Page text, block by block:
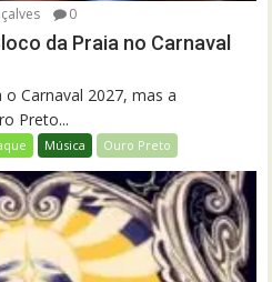
0
da Praia no Carnaval
Carnaval 2027, mas a
Preto...
Música Ouro Preto